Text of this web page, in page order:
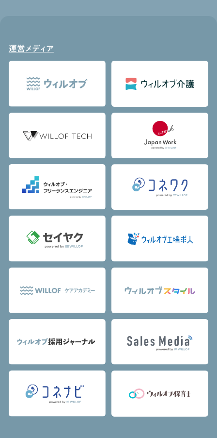
運営メディア